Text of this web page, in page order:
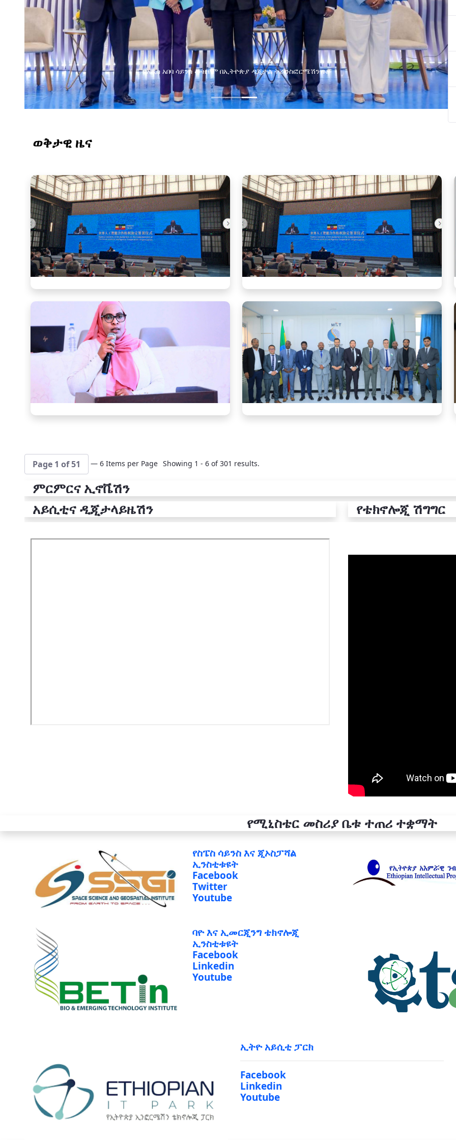
የልማት አጋሮች በአባልነት የየያዘ የኢኖቬሽን፣የዲጅታል ኢኮኖሚ እና
የኢንፎርሜሽን ቴክኖሎጂ የጋራ ግብረሃይል ተቋቋመ
ወቅታዊ ዜና
Page 1 of 51 — 6 Items per Page Showing 1 - 6 of 301 results.
ምርምርና ኢኖቬሽን
አይሲቲና ዲጂታላይዜሽን
የቴክኖሎጂ ሽግግር
የሚኒስቴር መስሪያ ቤቱ ተጠሪ ተቋማት
የስፔስ ሳይንስ እና ጂኦስፓሻል
ኢንስቲቱዩት
Facebook
Twitter
Youtube
ባዮ እና ኢመርጂንግ ቴክኖሎጂ
ኢንስቲቱዩት
Facebook
Linkedin
Youtube
ኢትዮ አይሲቲ ፓርክ
Facebook
Linkedin
Youtube